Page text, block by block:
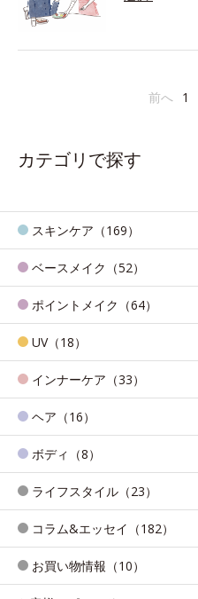
前へ 1
カテゴリで探す
スキンケア（169）
ベースメイク（52）
ポイントメイク（64）
UV（18）
インナーケア（33）
ヘア（16）
ボディ（8）
ライフスタイル（23）
コラム&エッセイ（182）
お買い物情報（10）